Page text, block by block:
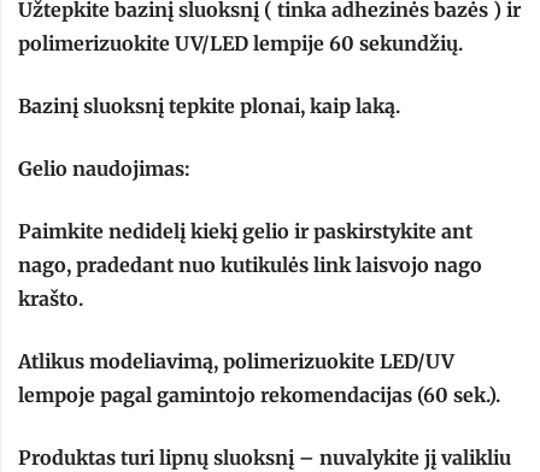
Užtepkite bazinį sluoksnį ( tinka adhezinės bazės ) ir
polimerizuokite UV/LED lempije 60 sekundžių.
Bazinį sluoksnį tepkite plonai, kaip laką.
Gelio naudojimas:
Paimkite nedidelį kiekį gelio ir paskirstykite ant
nago, pradedant nuo kutikulės link laisvojo nago
krašto.
Atlikus modeliavimą, polimerizuokite LED/UV
lempoje pagal gamintojo rekomendacijas (60 sek.).
Produktas turi lipnų sluoksnį – nuvalykite jį valikliu